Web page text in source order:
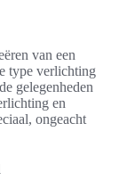
van een
type verlichting
gelegenheden
en
ongeacht